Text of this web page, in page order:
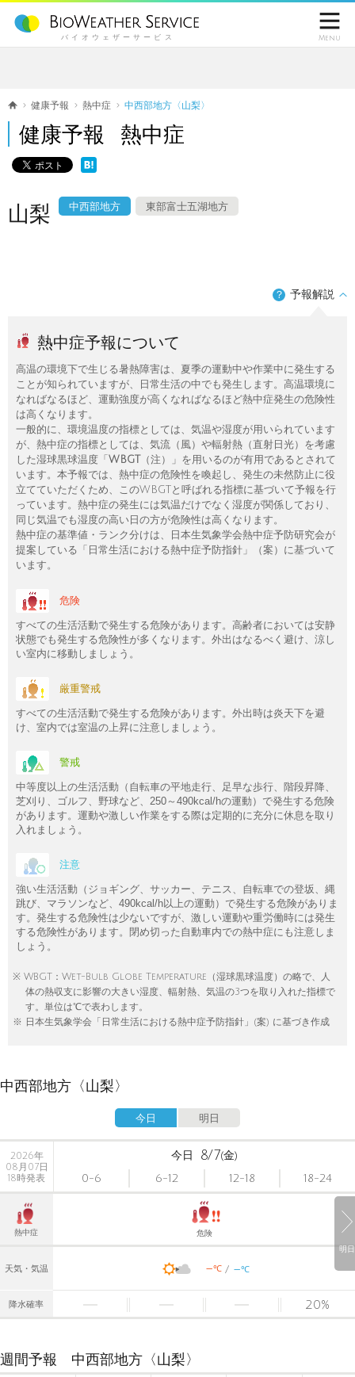
バイオウェザーサービス

Menu
健康予報 熱中症 中西部地方〈山梨〉
健康予報 熱中症
山梨 中西部地方 東部富士五湖地方
？ 予報解説
熱中症予報について
高温の環境下で生じる暑熱障害は、夏季の運動中や作業中に発生する
ことが知られていますが、日常生活の中でも発生します。高温環境に
なればなるほど、運動強度が高くなればなるほど熱中症発生の危険性
は高くなります。
一般的に、環境温度の指標としては、気温や湿度が用いられています
が、熱中症の指標としては、気流（風）や輻射熱（直射日光）を考慮
した湿球黒球温度「 WBGT
（注）」を用いるのが有用であるとされて
います。本予報では、熱中症の危険性を喚起し、発生の未然防止に役
立てていただくため、このWBGTと呼ばれる指標に基づいて予報を行
っています。熱中症の発生には気温だけでなく湿度が関係しており、
同じ気温でも湿度の高い日の方が危険性は高くなります。
熱中症の基準値・ランク分けは、日本生気象学会熱中症予防研究会が
提案している「日常生活における熱中症予防指針」（案）に基づいて
います。
危険
すべての生活活動で発生する危険があります。高齢者においては安静
状態でも発生する危険性が多くなります。外出はなるべく避け、涼し
い室内に移動しましょう。
厳重警戒
すべての生活活動で発生する危険があります。外出時は炎天下を避
け、室内では室温の上昇に注意しましょう。
警戒
中等度以上の生活活動（自転車の平地走行、足早な歩行、階段昇降、
芝刈り、ゴルフ、野球など、250～490kcal/hの運動）で発生する危険
があります。運動や激しい作業をする際は定期的に充分に休息を取り
入れましょう。
注意
強い生活活動（ジョギング、サッカー、テニス、自転車での登坂、縄
跳び、マラソンなど、490kcal/h以上の運動）で発生する危険がありま
す。発生する危険性は少ないですが、激しい運動や重労働時には発生
する危険性があります。閉め切った自動車内での熱中症にも注意しま
しょう。
※ WBGT：Wet-Bulb Globe Temperature（湿球黒球温度）の略で、人
体の熱収支に影響の大きい湿度、輻射熱、気温の3つを取り入れた指標で
す。単位は℃で表わします。
※ 日本生気象学会「日常生活における熱中症予防指針」(案) に基づき作成
中西部地方〈山梨〉
今日 明日
明日
2026年
08月07日
18時発表
今日 8/7(金)
0-6
6-12 12-18 18-24
熱中症 危険
天気・気温 -℃ -℃
降水確率 20%
週間予報 中西部地方〈山梨〉